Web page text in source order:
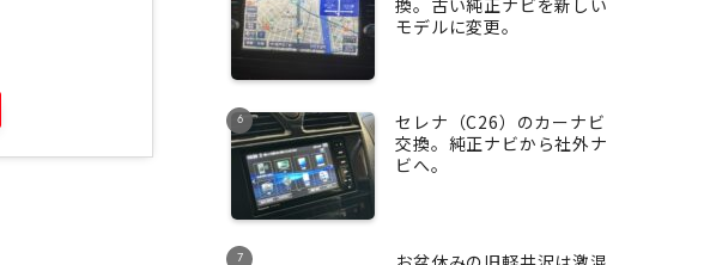
モデルに変更。
セレナ（C26）のカーナビ
交換。純正ナビから社外ナ
ビへ。